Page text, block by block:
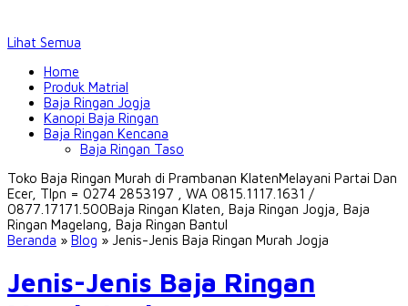
Lihat Semua
Home
Produk Matrial
Baja Ringan Jogja
Kanopi Baja Ringan
Baja Ringan Kencana
Baja Ringan Taso
Toko Baja Ringan Murah di Prambanan KlatenMelayani Partai Dan
Ecer, Tlpn = 0274 2853197 , WA 0815.1117.1631 /
0877.17171.500Baja Ringan Klaten, Baja Ringan Jogja, Baja
Ringan Magelang, Baja Ringan Bantul
Beranda » Blog » Jenis-Jenis Baja Ringan Murah Jogja
Jenis-Jenis Baja Ringan